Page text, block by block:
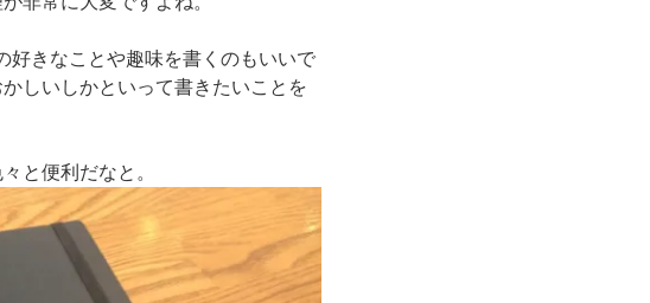
好きなことや趣味を書くのもいいで
しいしかといって書きたいことを
と便利だなと。